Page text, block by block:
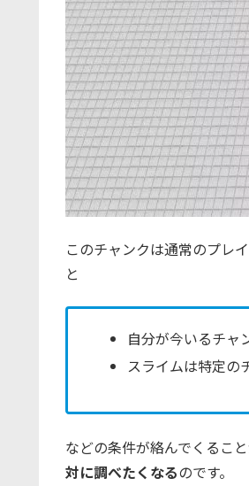
このチャンクは通常のプレ
と
自分が今いるチャ
スライムは特定の
などの条件が絡んでくること
対に調べたくなるのです。